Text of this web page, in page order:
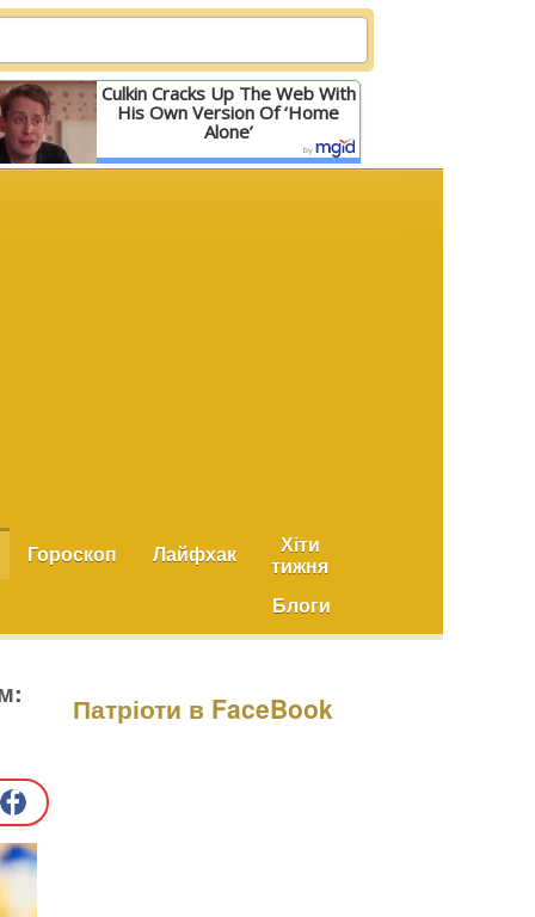
Culkin Cracks Up The Web With
His Own Version Of ‘Home
Alone’
Детальніше
Гороскоп Лайфхак Хіти
тижня
Блоги
Патріоти в FaceBook